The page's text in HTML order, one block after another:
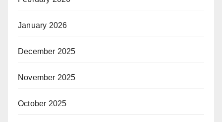
January 2026
December 2025
November 2025
October 2025